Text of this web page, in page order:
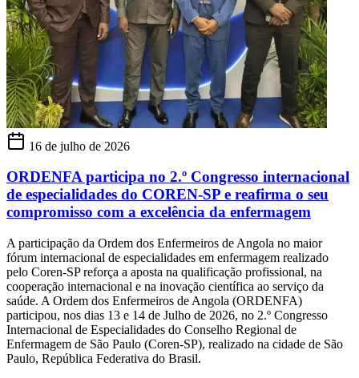
16 de julho de 2026
ORDENFA participa no 2.º Congresso internacional
de especialidades do COREN-SP e reafirma o seu
compromisso com a excelência da enfermagem
A participação da Ordem dos Enfermeiros de Angola no maior
fórum internacional de especialidades em enfermagem realizado
pelo Coren-SP reforça a aposta na qualificação profissional, na
cooperação internacional e na inovação científica ao serviço da
saúde. A Ordem dos Enfermeiros de Angola (ORDENFA)
participou, nos dias 13 e 14 de Julho de 2026, no 2.º Congresso
Internacional de Especialidades do Conselho Regional de
Enfermagem de São Paulo (Coren-SP), realizado na cidade de São
Paulo, República Federativa do Brasil.